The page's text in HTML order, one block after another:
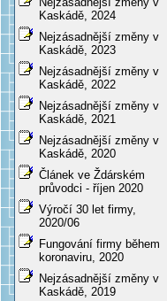
Kaskádě, 2024
Nejzásadnější změny v
Kaskádě, 2023
Nejzásadnější změny v
Kaskádě, 2022
Nejzásadnější změny v
Kaskádě, 2021
Nejzásadnější změny v
Kaskádě, 2020
Článek ve Ždárském
průvodci - říjen 2020
Výročí 30 let firmy,
2020/06
Fungování firmy během
koronaviru, 2020
Nejzásadnější změny v
Kaskádě, 2019